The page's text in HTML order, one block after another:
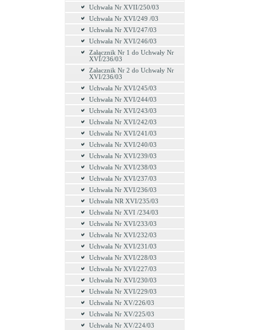
Uchwała Nr XVII/250/03
Uchwała Nr XVI/249 /03
Uchwała Nr XVI/247/03
Uchwała Nr XVI/246/03
Załącznik Nr 1 do Uchwały Nr
XVI/236/03
Załacznik Nr 2 do Uchwały Nr
XVI/236/03
Uchwała Nr XVI/245/03
Uchwała Nr XVI/244/03
Uchwała Nr XVI/243/03
Uchwała Nr XVI/242/03
Uchwała Nr XVI/241/03
Uchwała Nr XVI/240/03
Uchwała Nr XVI/239/03
Uchwała Nr XVI/238/03
Uchwała Nr XVI/237/03
Uchwała Nr XVI/236/03
Uchwała NR XVI/235/03
Uchwała Nr XVI /234/03
Uchwała Nr XVI/233/03
Uchwała Nr XVI/232/03
Uchwała Nr XVI/231/03
Uchwała Nr XVI/228/03
Uchwała Nr XVI/227/03
Uchwała Nr XVI/230/03
Uchwała Nr XVI/229/03
Uchwała Nr XV/226/03
Uchwała Nr XV/225/03
Uchwała Nr XV/224/03